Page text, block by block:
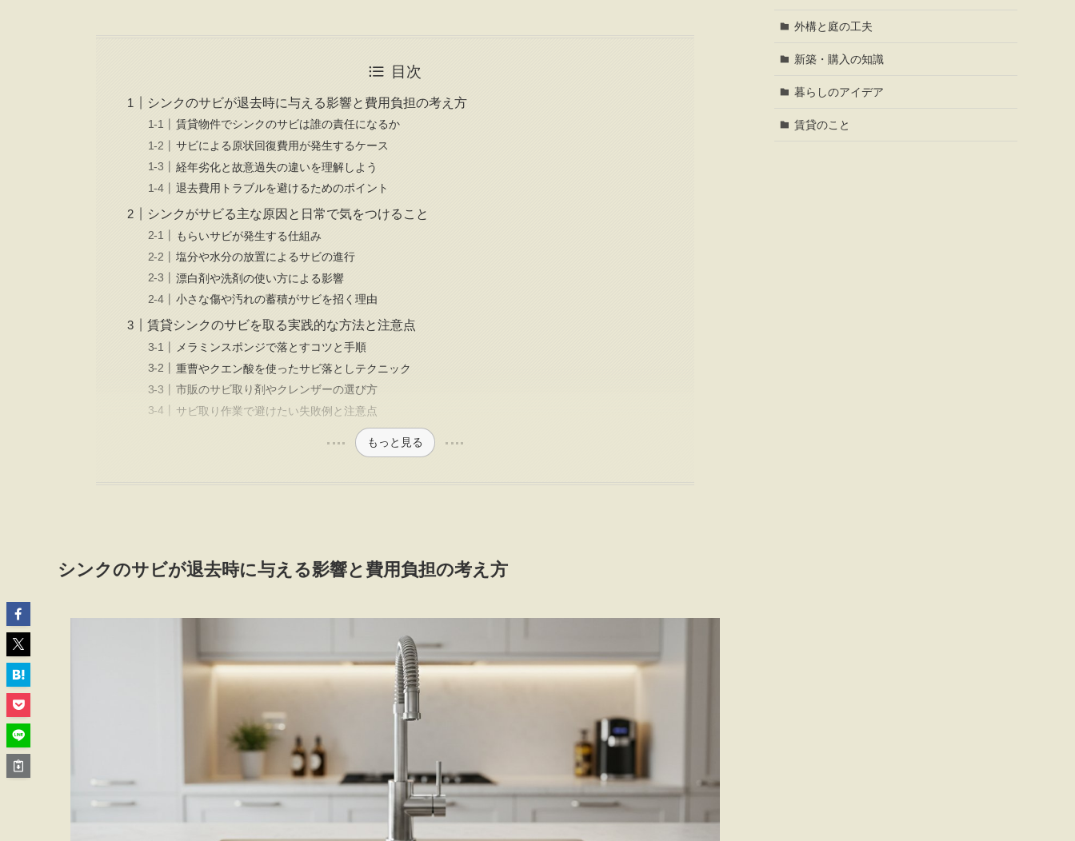
目次
シンクのサビが退去時に与える影響と費用負担の考え方
賃貸物件でシンクのサビは誰の責任になるか
サビによる原状回復費用が発生するケース
経年劣化と故意過失の違いを理解しよう
退去費用トラブルを避けるためのポイント
シンクがサビる主な原因と日常で気をつけること
もらいサビが発生する仕組み
塩分や水分の放置によるサビの進行
漂白剤や洗剤の使い方による影響
小さな傷や汚れの蓄積がサビを招く理由
賃貸シンクのサビを取る実践的な方法と注意点
メラミンスポンジで落とすコツと手順
重曹やクエン酸を使ったサビ落としテクニック
市販のサビ取り剤やクレンザーの選び方
サビ取り作業で避けたい失敗例と注意点
もっと見る
シンクのサビが退去時に与える影響と費用負担の考え方
外構と庭の工夫
新築・購入の知識
暮らしのアイデア
賃貸のこと